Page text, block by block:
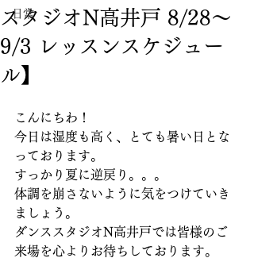
日常
スタジオN高井戸 8/28〜
9/3 レッスンスケジュー
ル】
こんにちわ！
今日は湿度も高く、とても暑い日とな
っております。
すっかり夏に逆戻り。。。
体調を崩さないように気をつけていき
ましょう。
ダンススタジオN高井戸では皆様のご
来場を心よりお待ちしております。